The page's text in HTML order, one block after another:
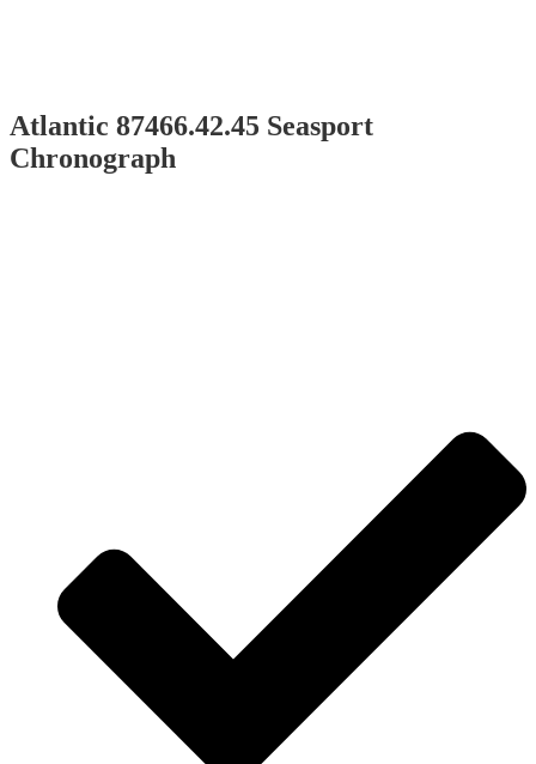
Atlantic 87466.42.45 Seasport
Chronograph